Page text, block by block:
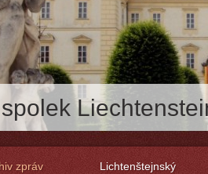
zpráv
Lichtenštejnský